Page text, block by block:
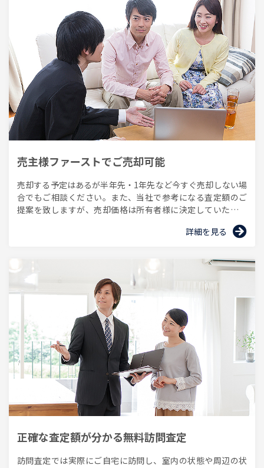
売主様ファーストでご売却可能
売却する予定はあるが半年先・1年先など今すぐ売却しない場
合でもご相談ください。また、当社で参考になる査定額のご
提案を致しますが、売却価格は所有者様に決定していただき
詳細を見る
正確な査定額が分かる無料訪問査定
訪問査定では実際にご自宅に訪問し、室内の状態や周辺の状